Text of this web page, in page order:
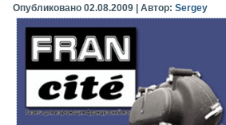
Опубликовано 02.08.2009 |Автор: Sergey